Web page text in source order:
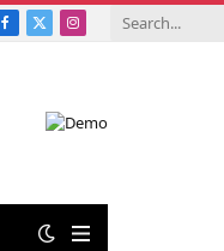
Facebook
X
Instagram